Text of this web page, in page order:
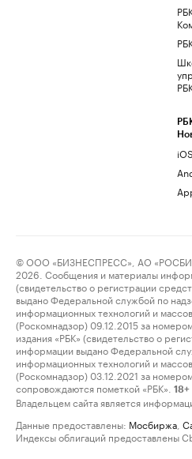
iOS
© ООО «БИЗНЕСПРЕСС», АО
2026. Сообщения и материалы
(свидетельство о регистрации
выдано Федеральной службой по
информационных технологий и
(Роскомнадзор) 09.12.2015 за
издания «РБК» (свидетельство о
информации выдано Федеральной
информационных технологий и
(Роскомнадзор) 03.12.2021 за
сопровождаются пометкой «РБК».
18+
Владельцем сайта является
Данные предоставлены: Мосбиржа
Индексы облигаций предоставлены